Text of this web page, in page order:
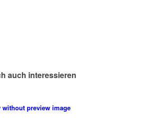
auch interessieren
without preview image